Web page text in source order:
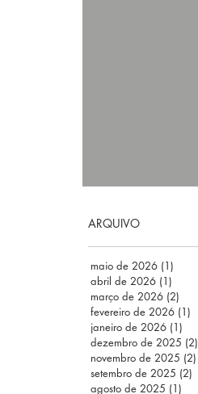
ARQUIVO
maio de 2026 (1)
abril de 2026 (1)
março de 2026 (2)
fevereiro de 2026 (1)
janeiro de 2026 (1)
dezembro de 2025 (2)
novembro de 2025 (2)
setembro de 2025 (2)
agosto de 2025 (1)